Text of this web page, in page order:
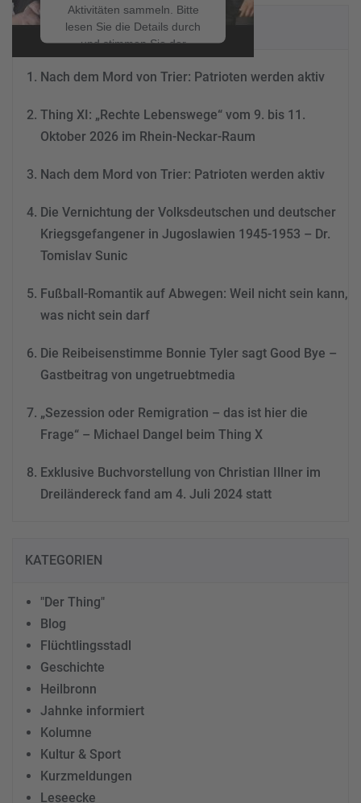
Aktivitäten sammeln. Bitte
lesen Sie die Details durch
und stimmen Sie der
Nutzung des Service zu, um
dieses Video anzusehen.
Mehr Informationen
Consent Management
&
NEUESTE BEITRÄGE
Nach dem Mord von Trier: Patrioten werden aktiv
Thing XI: „Rechte Lebenswege“ vom 9. bis 11.
Oktober 2026 im Rhein-Neckar-Raum
Nach dem Mord von Trier: Patrioten werden aktiv
Die Vernichtung der Volksdeutschen und deutscher
Kriegsgefangener in Jugoslawien 1945-1953 – Dr.
Tomislav Sunic
Fußball-Romantik auf Abwegen: Weil nicht sein kann,
was nicht sein darf
Die Reibeisenstimme Bonnie Tyler sagt Good Bye –
Gastbeitrag von ungetruebtmedia
„Sezession oder Remigration – das ist hier die
Frage“ – Michael Dangel beim Thing X
Exklusive Buchvorstellung von Christian Illner im
Dreiländereck fand am 4. Juli 2024 statt
KATEGORIEN
"Der Thing"
Blog
Flüchtlingsstadl
Geschichte
Heilbronn
Jahnke informiert
Kolumne
Kultur & Sport
Kurzmeldungen
Leseecke